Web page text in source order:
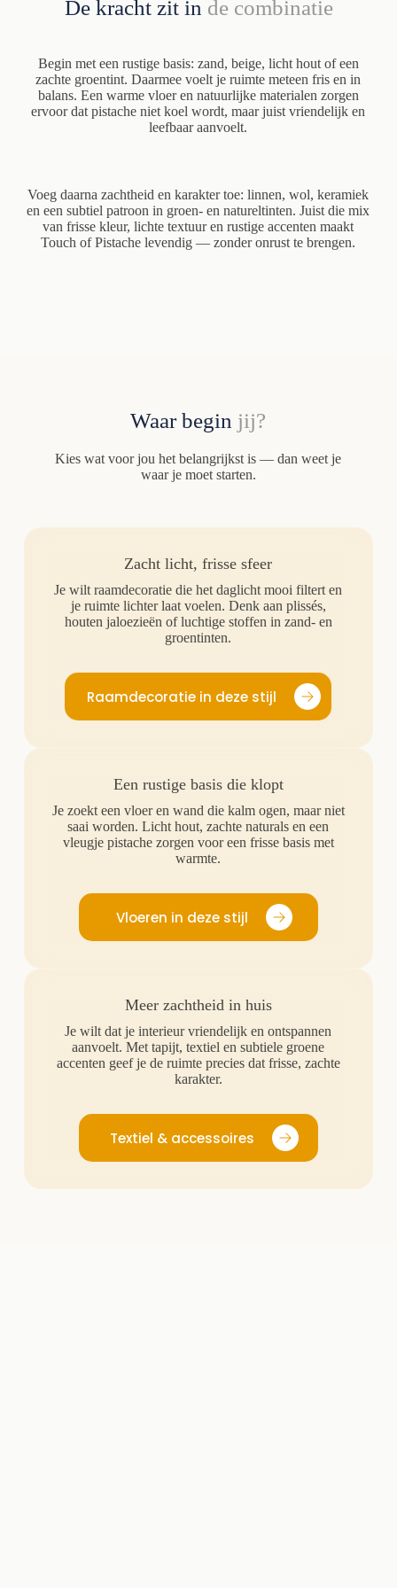
De kracht zit in de combinatie
Begin met een rustige basis: zand, beige, licht hout of een
zachte groentint. Daarmee voelt je ruimte meteen fris en in
balans. Een warme vloer en natuurlijke materialen zorgen
ervoor dat pistache niet koel wordt, maar juist vriendelijk en
leefbaar aanvoelt.
Voeg daarna zachtheid en karakter toe: linnen, wol, keramiek
en een subtiel patroon in groen- en natureltinten. Juist die mix
van frisse kleur, lichte textuur en rustige accenten maakt
Touch of Pistache levendig — zonder onrust te brengen.
Waar begin jij?
Kies wat voor jou het belangrijkst is — dan weet je
waar je moet starten.
Zacht licht, frisse sfeer
Je wilt raamdecoratie die het daglicht mooi filtert en
je ruimte lichter laat voelen. Denk aan plissés,
houten jaloezieën of luchtige stoffen in zand- en
groentinten.
Raamdecoratie in deze stijl
Een rustige basis die klopt
Je zoekt een vloer en wand die kalm ogen, maar niet
saai worden. Licht hout, zachte naturals en een
vleugje pistache zorgen voor een frisse basis met
warmte.
Vloeren in deze stijl
Meer zachtheid in huis
Je wilt dat je interieur vriendelijk en ontspannen
aanvoelt. Met tapijt, textiel en subtiele groene
accenten geef je de ruimte precies dat frisse, zachte
karakter.
Textiel & accessoires